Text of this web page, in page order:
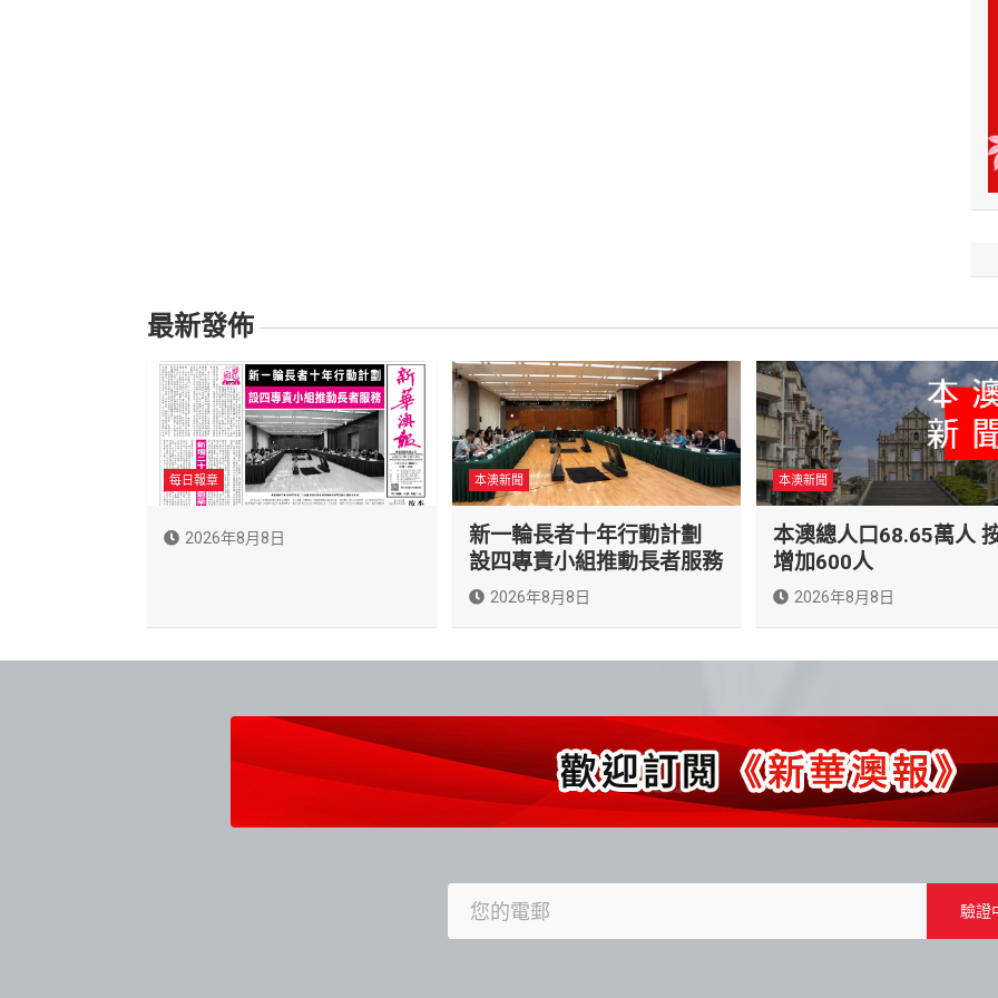
最新發佈
每日報章
2026年8月8日
本澳新聞
新一輪長者十年行動計劃
設四專責小組推動長者服務
2026年8月8日
本澳新聞
本澳總人口68.65萬人
增加600人
2026年8月8日